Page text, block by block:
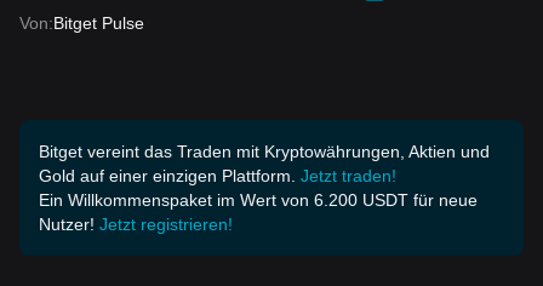
Von:Bitget Pulse
Bitget vereint das Traden mit Kryptowährungen, Aktien und
Gold auf einer einzigen Plattform. Jetzt traden!
Ein Willkommenspaket im Wert von 6.200 USDT für neue
Nutzer! Jetzt registrieren!